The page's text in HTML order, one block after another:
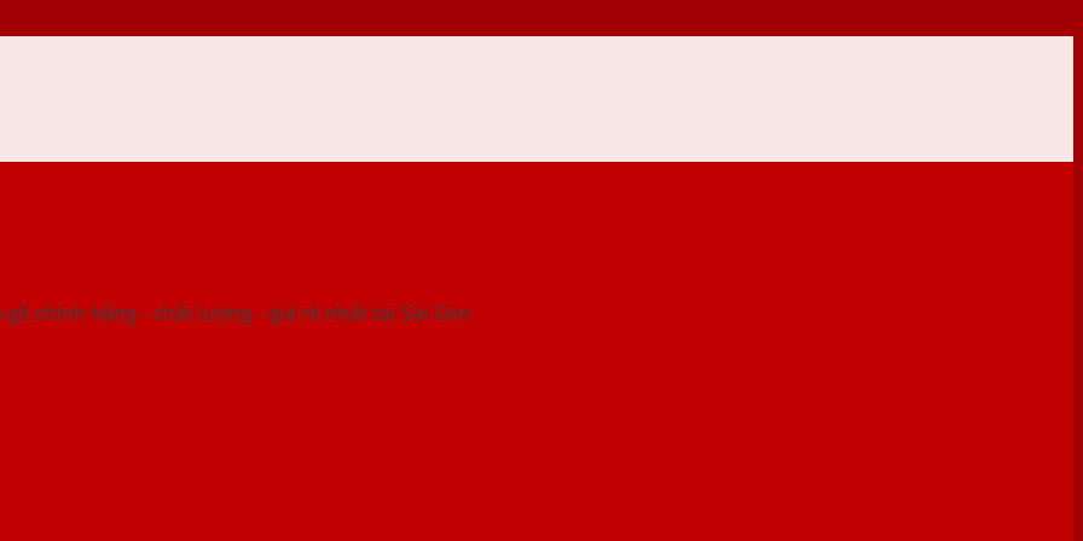
gỗ chính hãng - chất lượng - giá rẻ nhất tại Sài Gòn